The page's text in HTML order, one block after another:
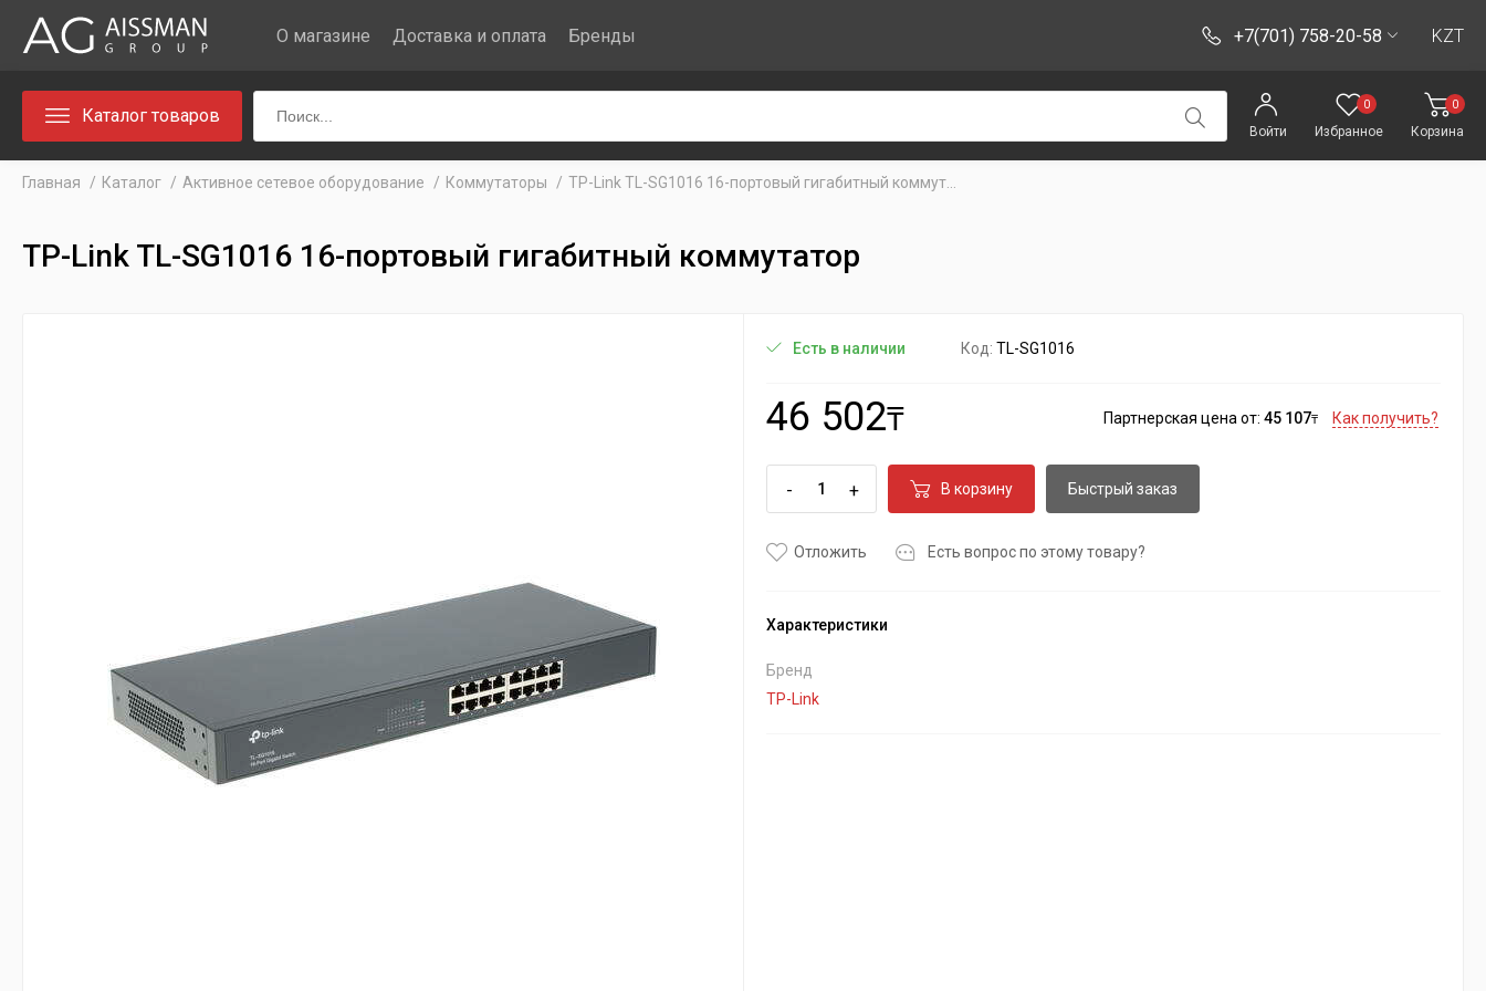
О магазине Доставка и оплата Бренды +7(701) 758-20-58 KZT
Каталог товаров
Войти
0
Избранное
0
Корзина
Главная Каталог Активное сетевое оборудование Коммутаторы TP-Link TL-SG1016 16-портовый гигабитный коммут...
TP-Link TL-SG1016 16-портовый гигабитный коммутатор
Есть в наличии Код: TL-SG1016
46 502₸ Партнерская цена от: 45 107₸ Как получить?
- + В корзину Быстрый заказ
Отложить Есть вопрос по этому товару?
Характеристики
Бренд
TP-Link